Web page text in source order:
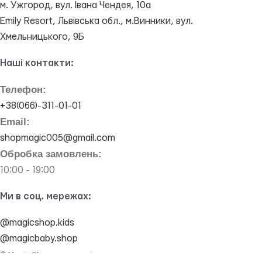
м. Ужгород, вул. Івана Чендея, 10а
Emily Resort, Львівська обл., м.Винники, вул.
Хмельницького, 9Б
Наші контакти:
Телефон:
+38(066)-311-01-01
Email:
shopmagic005@gmail.com
Обробка замовлень:
10:00 - 19:00
Ми в соц. мережах:
@magicshop.kids
@magicbaby.shop
© Magic Shop - магазин іграшок та товари для немовлят.